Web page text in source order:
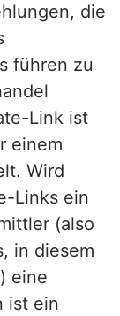
die
führen zu
Link ist
einem
Wird
Links ein
(also
in diesem
eine
ist ein